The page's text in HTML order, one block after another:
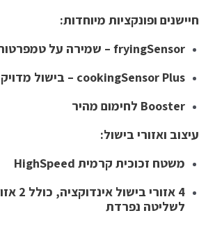
ופונקציות מיוחדות:
fryingSensor – שמירה על טמפרטורה קבועה בעת טיגון
cookingSensor Plus – בישול מדויק עם חיישן בישול
Booster לחימום מהיר
ואזורי בישול:
משטח זכוכית קרמית HighSpeed
לשליטה נפרדת